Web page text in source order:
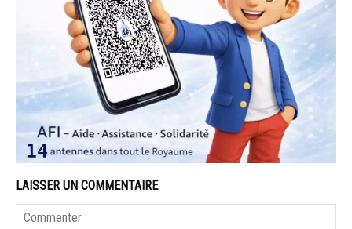
LAISSER UN COMMENTAIRE